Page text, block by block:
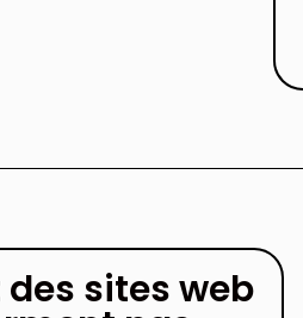
sites web